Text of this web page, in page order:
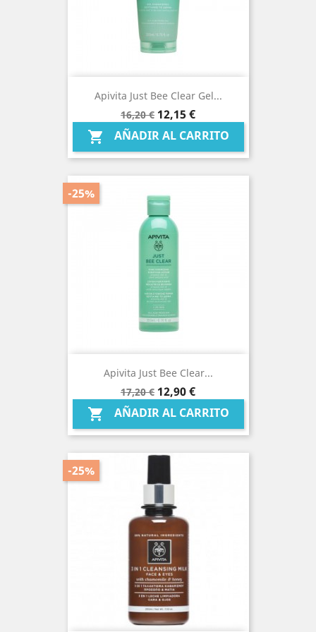
Apivita Just Bee Clear Gel...
Precio
base
16,20 € Precio
12,15 €
 AÑADIR AL CARRITO
Apivita Just Bee Clear...
Precio
base
17,20 €
-25%
Precio
12,90 €
 AÑADIR AL CARRITO
-25%